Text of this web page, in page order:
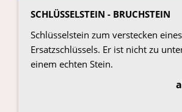
SCHLÜSSELSTEIN - BRUCHSTEIN
Schlüsselstein zum verstecken eines
Ersatzschlüssels. Er ist nicht zu
einem echten Stein.